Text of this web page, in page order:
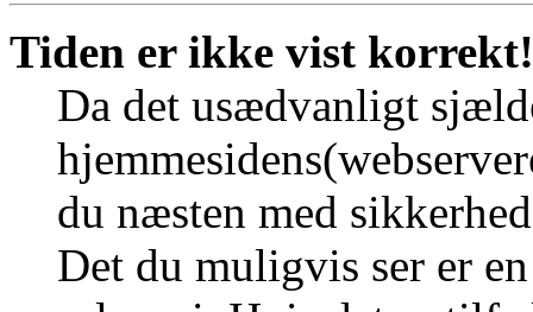
Tiden er ikke vist korrekt!
Da det usædvanligt
du næsten med
Det du muligvis ser er